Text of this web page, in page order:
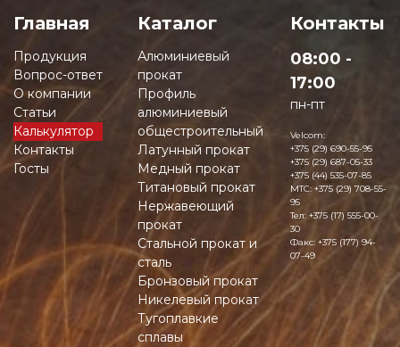
Главная
Продукция
Вопрос-ответ
О компании
Статьи
Калькулятор
Контакты
Госты
Каталог
Алюминиевый
прокат
Профиль
алюминиевый
общестроительный
Латунный прокат
Медный прокат
Титановый прокат
Нержавеющий
прокат
Стальной прокат и
сталь
Бронзовый прокат
Никелевый прокат
Тугоплавкие
сплавы
Контакты
08:00 -
17:00
пн-пт
Velcom:
+375 (29) 690-55-95
+375 (29) 687-05-33
+375 (44) 535-07-85
MTC:+375 (29) 708-55-
95
Тел: +375 (17) 555-00-
30
Факс: +375 (177) 94-
07-49